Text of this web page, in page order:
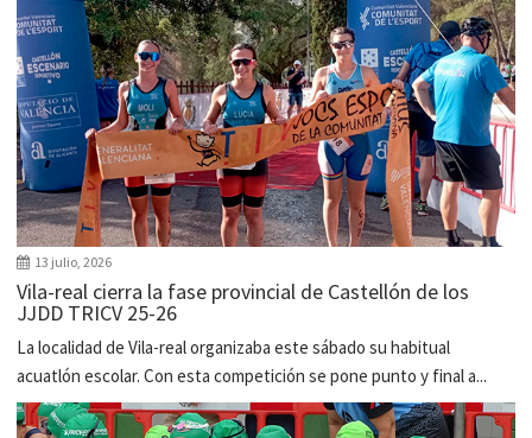
13 julio, 2026
Vila-real cierra la fase provincial de Castellón de los
JJDD TRICV 25-26
La localidad de Vila-real organizaba este sábado su habitual
acuatlón escolar. Con esta competición se pone punto y final a...